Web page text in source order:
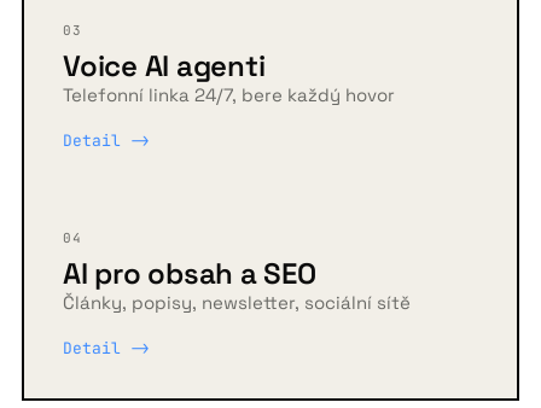
03
Voice AI agenti
Telefonní linka 24/7, bere každý hovor
Detail ->
04
AI pro obsah a SEO
Články, popisy, newsletter, sociální sítě
Detail ->